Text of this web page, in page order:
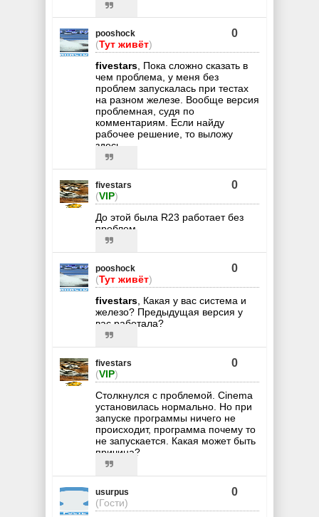
pooshock
(Тут живёт)
0
fivestars , Пока сложно сказать в
чем проблема, у меня без
проблем запускалась при тестах
на разном железе. Вообще версия
проблемная, судя по
комментариям. Если найду
рабочее решение, то выложу
здесь.
fivestars
(VIP)
0
До этой была R23 работает без
проблем
pooshock
(Тут живёт)
0
fivestars , Какая у вас система и
железо? Предыдущая версия у
вас работала?
fivestars
(VIP)
0
Столкнулся с проблемой. Cinema
установилась нормально. Но при
запуске программы ничего не
происходит, программа почему то
не запускается. Какая может быть
причина?
usurpus
(Гости)
0